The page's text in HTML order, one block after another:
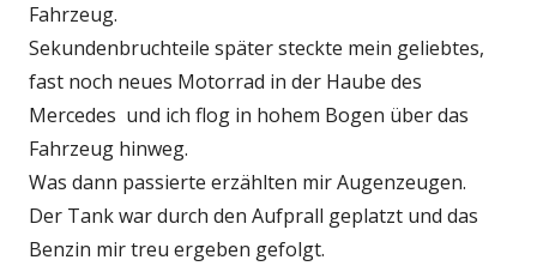
Fahrzeug.
Sekundenbruchteile später steckte mein geliebtes,
fast noch neues Motorrad in der Haube des
Mercedes und ich flog in hohem Bogen über das
Fahrzeug hinweg.
Was dann passierte erzählten mir Augenzeugen.
Der Tank war durch den Aufprall geplatzt und das
Benzin mir treu ergeben gefolgt.